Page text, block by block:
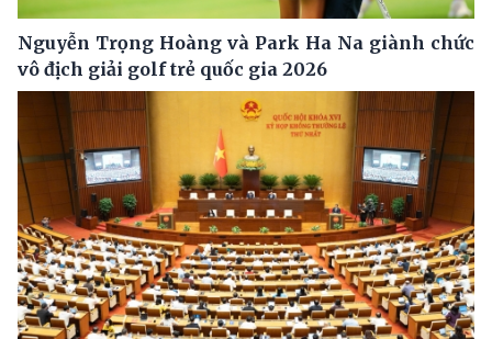
Nguyễn Trọng Hoàng và Park Ha Na giành chức
vô địch giải golf trẻ quốc gia 2026